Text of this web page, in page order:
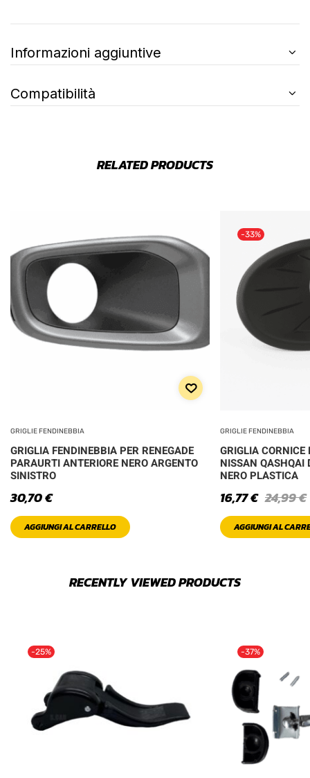
Informazioni aggiuntive
Compatibilità
RELATED PRODUCTS
GRIGLIE FENDINEBBIA
GRIGLIA FENDINEBBIA PER RENEGADE
PARAURTI ANTERIORE NERO ARGENTO
SINISTRO
30,70€
AGGIUNGI AL CARRELLO
-33%
GRIGLIE FENDINEBBIA
GRIGLIA
NISSAN
NERO PLASTICA
24,99€
16,77€
AGGIUNGI AL
RECENTLY VIEWED PRODUCTS
-25% -37%